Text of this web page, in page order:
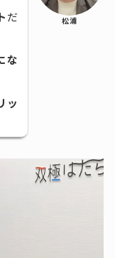
だ
な
ッ
松浦